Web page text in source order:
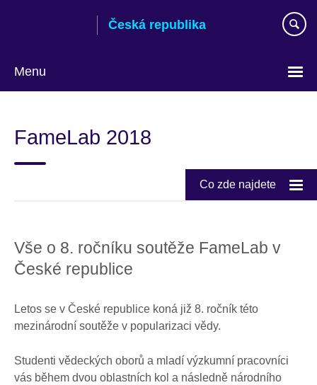
Česká republika
Menu
jazyk
FameLab 2018
Co zde najdete
Vše o 8. ročníku soutěže FameLab v
České republice
Letos se v České republice koná již 8. ročník této
mezinárodní soutěže v popularizaci vědy.
Studenti vědeckých oborů a mladí výzkumní pracovníci
vás během dvou oblastních kol a následně národního